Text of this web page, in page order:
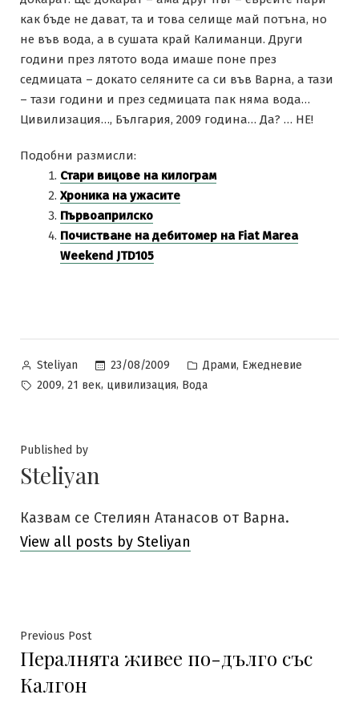
как бъде не дават, та и това селище май потъна, но
не във вода, а в сушата край Калиманци. Други
години през лятото вода имаше поне през
седмицата – докато селяните са си във Варна, а тази
– тази години и през седмицата пак няма вода…
Цивилизация…, България, 2009 година… Да? … НЕ!
Подобни размисли:
Стари вицове на килограм
Хроника на ужасите
Първоаприлско
Почистване на дебитомер на Fiat Marea
Weekend JTD105
Posted
by
Steliyan 23/08/2009
Posted
in
Драми, Ежедневие
Tags:
2009, 21 век, цивилизация, Вода
Published by
Steliyan
Казвам се Стелиян Атанасов от Варна.
View all posts by Steliyan
Навигация
Previous PostPrevious
post:
Пералнята живее по-дълго със
Калгон